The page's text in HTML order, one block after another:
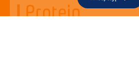
Protein